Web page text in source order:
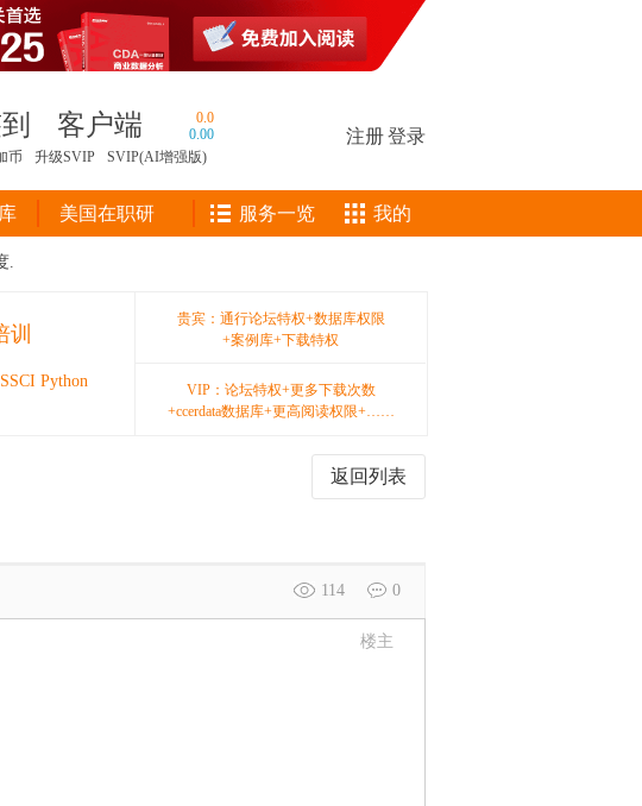
客户端
0.0
0.00
币
升级SVIP SVIP(AI增强版)
注册登录
美国在职研 服务一览 我的
.
训
Python
贵宾：通行论坛特权+数据库权限
+案例库+下载特权
VIP：论坛特权+更多下载次数
+ccerdata数据库+更高阅读权限+……
返回列表
114 0
楼主